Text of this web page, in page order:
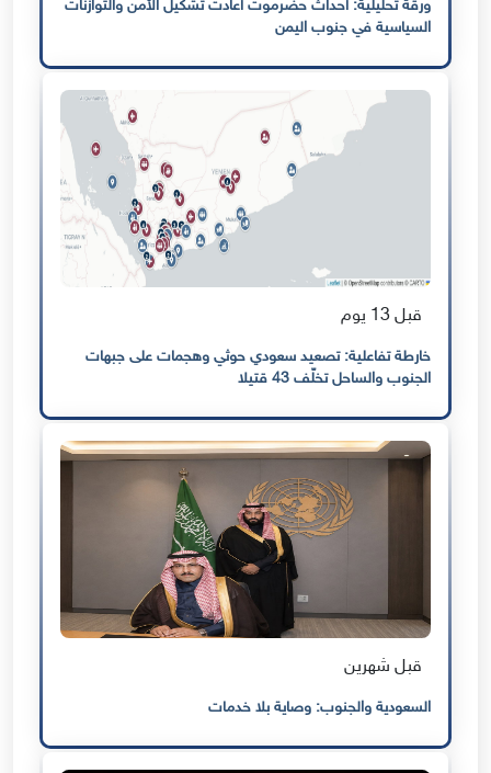
ورقة تحليلية: أحداث حضرموت أعادت تشكيل الأمن والتوازنات
السياسية في جنوب اليمن
قبل 13 يوم
خارطة تفاعلية: تصعيد سعودي حوثي وهجمات على جبهات
الجنوب والساحل تخلّف 43 قتيلا
قبل شهرين
السعودية والجنوب: وصاية بلا خدمات